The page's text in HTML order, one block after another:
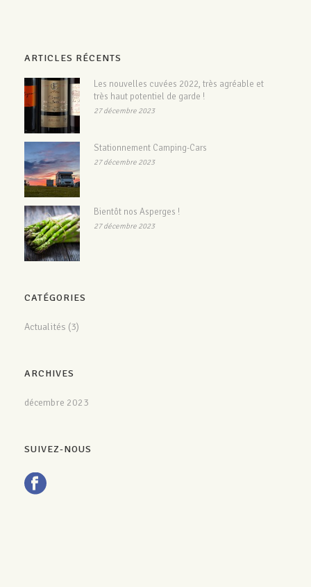
ARTICLES RÉCENTS
Les nouvelles cuvées 2022, très agréable et
très haut potentiel de garde !
27 décembre 2023
Stationnement Camping-Cars
27 décembre 2023
Bientôt nos Asperges !
27 décembre 2023
CATÉGORIES
Actualités (3)
ARCHIVES
décembre 2023
SUIVEZ-NOUS